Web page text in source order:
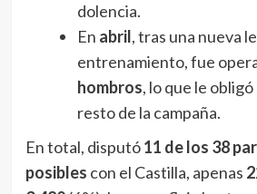
dolencia.
En abril, tras una nueva
entrenamiento, fue
hombros, lo que le
resto de la campaña.
En total, disputó11 de los 38
posibles con el Castilla, apenas